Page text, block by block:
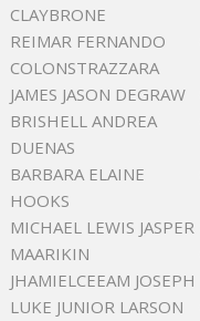
CLAYBRONE
REIMAR FERNANDO
COLONSTRAZZARA
JAMES JASON DEGRAW
BRISHELL ANDREA
DUENAS
BARBARA ELAINE
HOOKS
MICHAEL LEWIS JASPER
MAARIKIN
JHAMIELCEEAM JOSEPH
LUKE JUNIOR LARSON